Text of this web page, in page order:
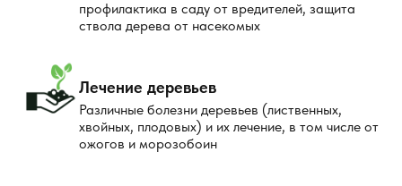
профилактика в саду от вредителей, защита
ствола дерева от насекомых
Лечение деревьев
Различные болезни деревьев (лиственных,
хвойных, плодовых) и их лечение, в том числе от
ожогов и морозобоин